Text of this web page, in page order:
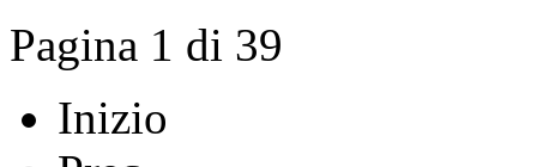
Pagina 1 di 39
Inizio